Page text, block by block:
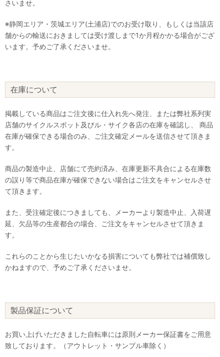
さいませ。
※静岡エリア・茨城エリア(土浦店)でのお受け取り、もしくは当該店
舗からの輸送におきましては受け渡しまで1か月程かかる場合がござ
います。予めご了承くださいませ。
在庫について
掲載している商品はご注文後に仕入れ先へ発注、または弊社系列実
店舗のサイクルスポット及びル・サイク各店の在庫を確認し、 商品
在庫が確保できる場合のみ、ご注文確定メールを送信させて頂きま
す。
商品の製造中止、店舗にて売約済み、在庫更新不具合による在庫数
の誤り等で商品在庫が確保できない場合はご注文をキャンセルさせ
て頂きます。
また、受注確定後につきましても、メーカーより製造中止、入荷遅
延、欠品等の生産都合の場合、ご注文をキャンセルさせて頂きま
す。
これらのことから生じたいかなる損害についても弊社では補償致し
かねますので、予めご了承くださいませ。
製品保証について
お買い上げいただきました自転車には原則メーカー保証書をご用意
致しております。（アウトレット・サンプル車除く）